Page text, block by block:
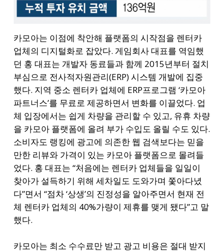
카모아는 이점에 착안해 플랫폼의 시작점을 렌터카
업체의 디지털화로 잡았다. 게임회사 대표를 역임했
던 홍 대표는 개발자 동료들과 함께 2015년부터 절치
부심으로 전사적자원관리(ERP) 시스템 개발에 집중
했다. 지역 중소 렌터카 업체에 ERP프로그램 ‘카모아
파트너스’를 무료로 제공하면서 변화를 이끌었다. 업
체 입장에서는 쉽게 차량을 관리할 수 있고, 유휴 차량
을 카모아 플랫폼에 올려 부가 수입도 올릴 수도 있다.
소비자도 랭킹에 광고에 의존한 웹 검색보다는 믿을
만한 리뷰와 가격이 있는 카모아 플랫폼으로 몰려들
었다. 홍 대표는 “처음에는 렌터카 업체들을 일일이
찾아가 설득하기 위해 세차일도 도와가며 쫓아다녔
다”면서 “점차 ‘상생’의 진정성을 알아주면서 현재 전
체 렌터카 업체의 40%가량이 제휴를 맺게 됐다”고 말
했다.
카모아는 최소 수수료만 받고 광고 비용은 절대 받지